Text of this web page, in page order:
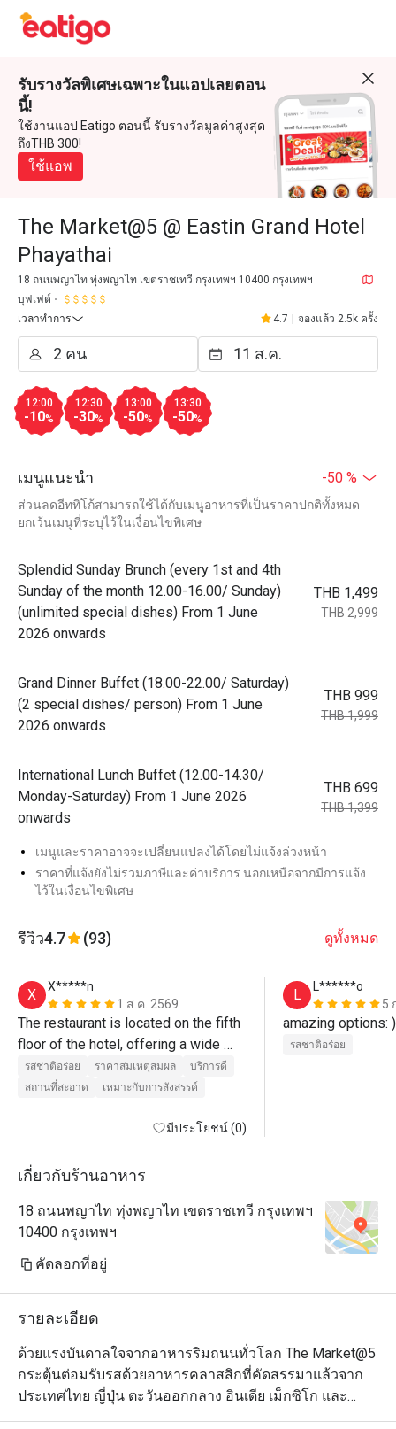
รับรางวัลพิเศษเฉพาะในแอปเลยตอน
นี้!
ใช้งานแอป Eatigo ตอนนี้ รับรางวัลมูลค่าสูงสุด
ถึงTHB 300!
ใช้แอพ
The Market@5 @ Eastin Grand Hotel
Phayathai
18 ถนนพญาไท ทุ่งพญาไท เขตราชเทวี กรุงเทพฯ 10400 กรุงเทพฯ
บุฟเฟต์
เวลาทำการ
4.7 จองแล้ว 2.5k ครั้ง
12:00
-10%
12:30
-30%
13:00
-50%
13:30
-50%
เมนูแนะนำ -50 %
ส่วนลดอีททิโก้สามารถใช้ได้กับเมนูอาหารที่เป็นราคาปกติทั้งหมด
ยกเว้นเมนูที่ระบุไว้ในเงื่อนไขพิเศษ
Splendid Sunday Brunch (every 1st and 4th
Sunday of the month 12.00-16.00/ Sunday)
(unlimited special dishes) From 1 June
2026 onwards
THB 1,499
THB 2,999
Grand Dinner Buffet (18.00-22.00/ Saturday)
(2 special dishes/ person) From 1 June
2026 onwards
THB 999
THB 1,999
International Lunch Buffet (12.00-14.30/
Monday-Saturday) From 1 June 2026
onwards
THB 699
THB 1,399
เมนูและราคาอาจจะเปลี่ยนแปลงได้โดยไม่แจ้งล่วงหน้า
ราคาที่แจ้งยังไม่รวมภาษีและค่าบริการ นอกเหนือจากมีการแจ้ง
ไว้ในเงื่อนไขพิเศษ
รีวิว4.7 (93) ดูทั้งหมด
X
X*****n
1 ส.ค. 2569
The restaurant is located on the fifth
floor of the hotel, offering a wide
selection of dishes and restocking
promptly.
รสชาติอร่อย ราคาสมเหตุสมผล
บริการดี
สถานที่สะอาด
เหมาะกับการสังสรรค์
มีประโยชน์ (0)
L
L******o
5
amazing options: )
รสชาติอร่อย
เกี่ยวกับร้านอาหาร
18 ถนนพญาไท ทุ่งพญาไท เขตราชเทวี กรุงเทพฯ
10400 กรุงเทพฯ
คัดลอกที่อยู่
รายละเอียด
ด้วยแรงบันดาลใจจากอาหารริมถนนทั่วโลก The Market@5
กระตุ้นต่อมรับรสด้วยอาหารคลาสสิกที่คัดสรรมาแล้วจาก
ประเทศไทย ญี่ปุ่น ตะวันออกกลาง อินเดีย เม็กซิโก และ
อาหารยุโรปยอดนิยม เช่น อาหารอิตาลีและสแกนดิเนเวีย